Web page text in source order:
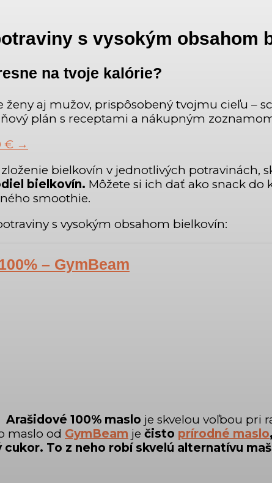
s vysokým obsahom
na tvoje kalórie?
ženy aj mužov, prispôsobený tvojmu cieľu –
plán s receptami a nákupným
€ →
bielkovín v jednotlivých potravinách,
bielkovín. Môžete si ich dať ako snack do
smoothie.
s vysokým obsahom bielkovín:
– GymBeam
Arašidové 100% maslo je skvelou voľbou pri
maslo od GymBeam je čisto prírodné maslo,
cukor. To z neho robí skvelú alternatívu